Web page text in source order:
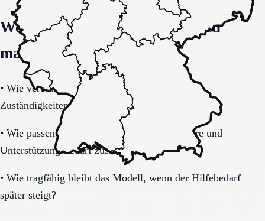
Welche Fragen den Unterschied
machen
• Wie verbindlich sind Betreuung, Präsenz und
Zuständigkeiten im Alltag geregelt?
• Wie passen Gemeinschaftsleben, Privatsphäre und
Unterstützungsbedarf zusammen?
• Wie tragfähig bleibt das Modell, wenn der Hilfebedarf
später steigt?